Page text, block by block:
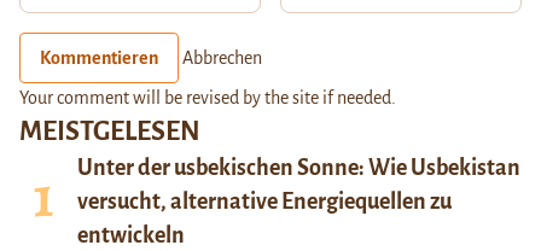
MEISTGELESEN
Unter der usbekischen Sonne: Wie Usbekistan
versucht, alternative Energiequellen zu
entwickeln
Kommentieren Abbrechen
Your comment will be revised by the site if needed.